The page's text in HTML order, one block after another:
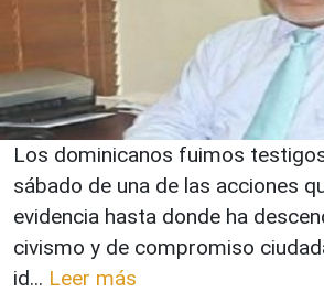
Los dominicanos fuimos
sábado de una de las acciones
evidencia hasta donde ha
civismo y de compromiso
id... Leer más